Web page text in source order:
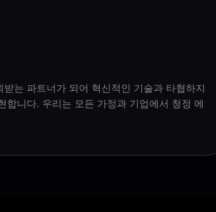
는 파트너가 되어 혁신적인 기술과 타협하지
합니다. 우리는 모든 가정과 기업에서 청정 에